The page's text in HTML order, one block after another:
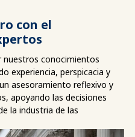
con el
conocimientos
experiencia, perspicacia y
asesoramiento reflexivo y
apoyando las decisiones
la industria de las